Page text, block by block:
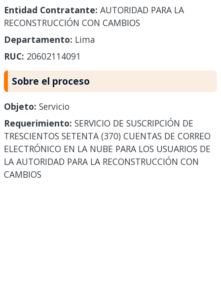
Entidad Contratante: AUTORIDAD PARA LA
RECONSTRUCCIÓN CON CAMBIOS
Departamento: Lima
RUC: 20602114091
Sobre el proceso
Objeto: Servicio
Requerimiento: SERVICIO DE SUSCRIPCIÓN DE
TRESCIENTOS SETENTA (370) CUENTAS DE CORREO
ELECTRÓNICO EN LA NUBE PARA LOS USUARIOS DE
LA AUTORIDAD PARA LA RECONSTRUCCIÓN CON
CAMBIOS